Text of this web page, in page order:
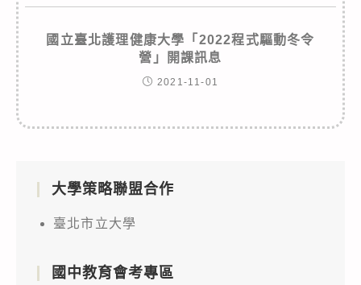
國立臺北護理健康大學「2022程式驅動冬令
營」開課訊息
2021-11-01
大學策略聯盟合作
臺北市立大學
國中教育會考專區